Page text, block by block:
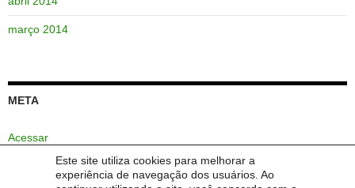
Este site utiliza cookies para melhorar a
experiência de navegação dos usuários. Ao
março 2014
META
Acessar
Feed de posts